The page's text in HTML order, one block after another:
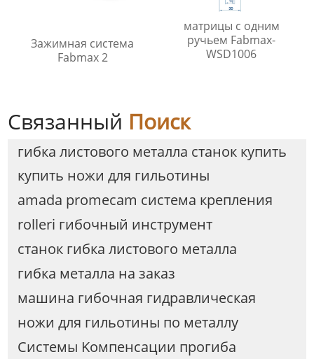
Зажимная система
Fabmax 2
матрицы с одним
ручьем Fabmax-
WSD1006
Связанный Поиск
гибка листового металла станок купить
купить ножи для гильотины
amada promecam система крепления
rolleri гибочный инструмент
станок гибка листового металла
гибка металла на заказ
машина гибочная гидравлическая
ножи для гильотины по металлу
Cистемы Kомпенсации прогиба